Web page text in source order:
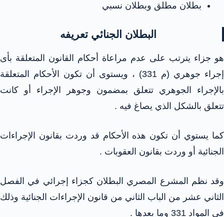
بطلان مطلق وبطلان نسبي
البطلان الجنائي تعريفه
هو جزاء يترتب على عدم مراعاة أحكام القانون المتعلقة بأى
إجراء جوهري (م 331) ، ويستوى أن تكون الأحكام المتعلقة
بالإجراء الجوهري تتعلق بمضمون وجوهر الإجراء أو كانت
تتعلق بالشكل الذي يصاغ فيه .
كما يستوي أن تكون هذه الأحكام قد وردت بقانون الإجراءات
الجنائية أو وردت بقانون العقوبات .
وقد نظم المشرع المصري البطلان كجزاء إجرائي في الفصل
الثاني عشر من الباب الثاني من قانون الإجراءات الجنائية وذلك
في المواد 331 وما بعدها .